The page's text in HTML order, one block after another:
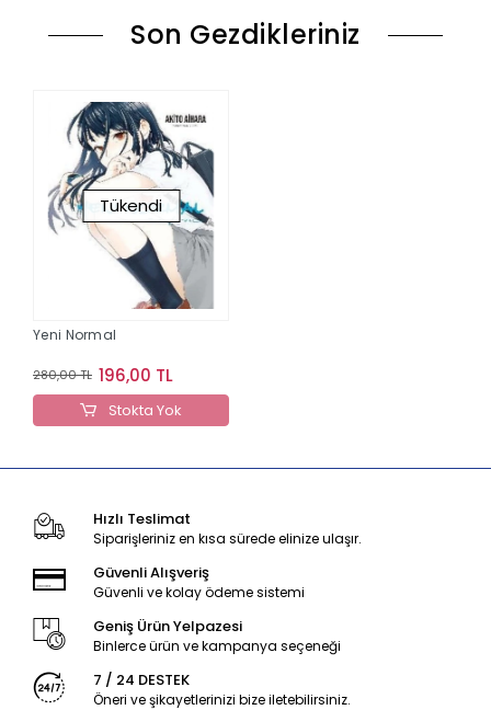
Son Gezdikleriniz
Tükendi
Yeni Normal
280,00 TL 196,00 TL
Stokta Yok
Hızlı Teslimat
Siparişleriniz en kısa sürede elinize ulaşır.
Güvenli Alışveriş
Güvenli ve kolay ödeme sistemi
Geniş Ürün Yelpazesi
Binlerce ürün ve kampanya seçeneği
7 / 24 DESTEK
Öneri ve şikayetlerinizi bize iletebilirsiniz.